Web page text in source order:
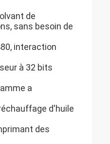
de
sans besoin de
interaction
à 32 bits
a
d'huile
des